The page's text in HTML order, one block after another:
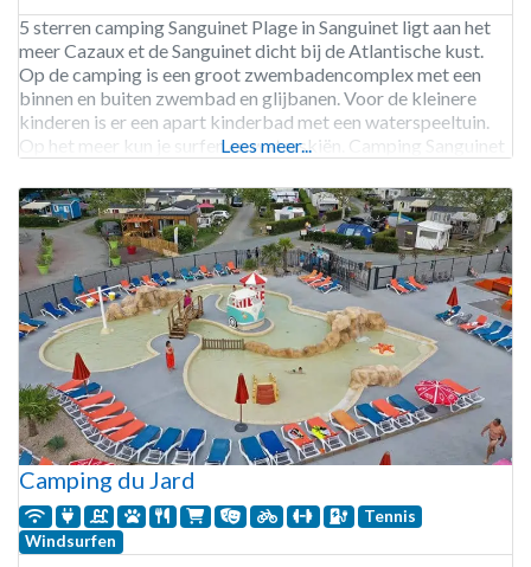
5 sterren camping Sanguinet Plage in Sanguinet ligt aan het
meer Cazaux et de Sanguinet dicht bij de Atlantische kust.
Op de camping is een groot zwembadencomplex met een
binnen en buiten zwembad en glijbanen. Voor de kleinere
kinderen is er een apart kinderbad met een waterspeeltuin.
Op het meer kun je surfen en waterskiën. Camping Sanguinet
Lees meer...
Camping du Jard
Tennis
Windsurfen